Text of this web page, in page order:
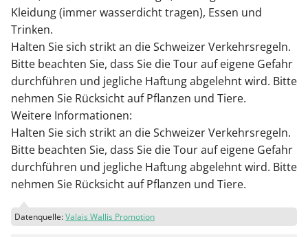
Kleidung (immer wasserdicht tragen), Essen und
Trinken.
Halten Sie sich strikt an die Schweizer Verkehrsregeln.
Bitte beachten Sie, dass Sie die Tour auf eigene Gefahr
durchführen und jegliche Haftung abgelehnt wird. Bitte
nehmen Sie Rücksicht auf Pflanzen und Tiere.
Weitere Informationen:
Halten Sie sich strikt an die Schweizer Verkehrsregeln.
Bitte beachten Sie, dass Sie die Tour auf eigene Gefahr
durchführen und jegliche Haftung abgelehnt wird. Bitte
nehmen Sie Rücksicht auf Pflanzen und Tiere.
Datenquelle:Valais Wallis Promotion